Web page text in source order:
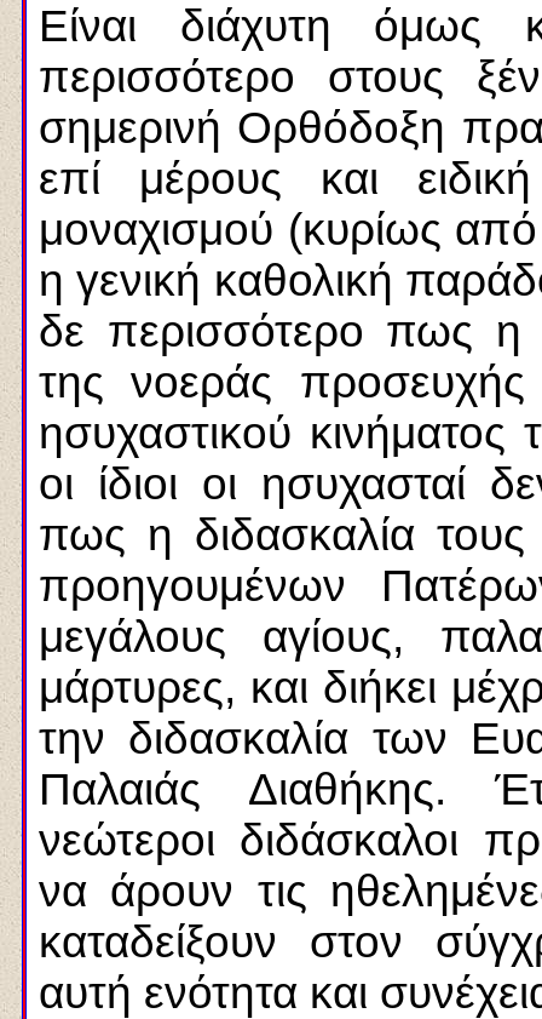
Είναι διάχυτη
περισσότερο στους
σημερινή Ορθόδοξη
επί μέρους και
μοναχισμού (κυρίως από
η γενική καθολική
δε περισσότερο πως η
της νοεράς
ησυχαστικού
οι ίδιοι οι ησυχασταί
πως η διδασκαλία
προηγουμένων
μεγάλους αγίους,
μάρτυρες, και διήκει
την διδασκαλία των
Παλαιάς Διαθήκης.
νεώτεροι διδάσκαλοι
να άρουν τις
καταδείξουν στον
αυτή ενότητα και